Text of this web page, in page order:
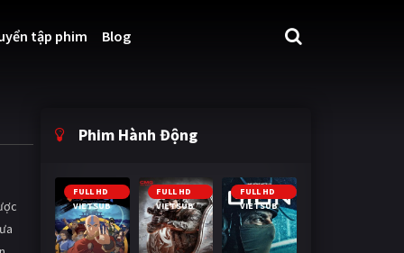
tập phim Blog
Phim Hành Động
FULL HD
VIETSUB
FULL HD
VIETSUB
FULL HD
VIETSUB